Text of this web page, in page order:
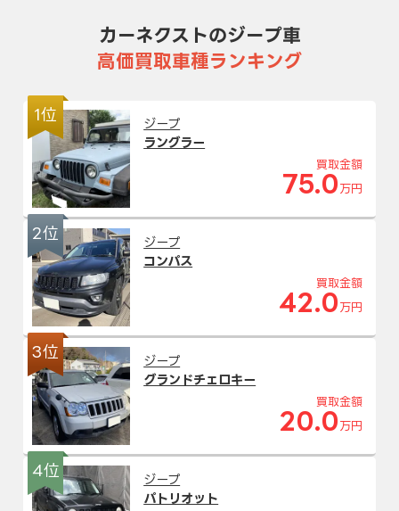
カーネクストのジープ車
高価買取車種ランキング
1位
ジープ
ラングラー
買取金額
75.0 万円
2位
ジープ
コンパス
買取金額
42.0 万円
3位
ジープ
グランドチェロキー
買取金額
20.0 万円
4位
ジープ
パトリオット